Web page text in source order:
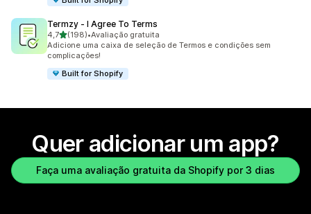
Termzy ‑ I Agree To Terms
4,7de 5 estrelas
(198)
198 avaliações ao todo
•Avaliação gratuita
Adicione uma caixa de seleção de Termos e condições sem
complicações!
Built for Shopify
Quer adicionar um app?
Faça uma avaliação gratuita da Shopify por 3 dias